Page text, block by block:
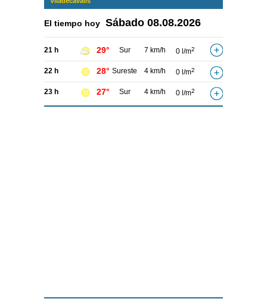
El tiempo hoy Sábado 08.08.2026
21 h 29° Sur 7 km/h 0 l/m2
22 h 28° Sureste 4 km/h 0 l/m2
23 h 27° Sur 4 km/h 0 l/m2